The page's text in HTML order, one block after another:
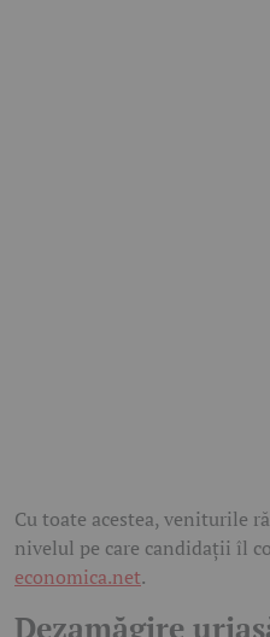
Cu toate acestea, veniturile
nivelul pe care candidații îl
economica.net.
Dezamăgire